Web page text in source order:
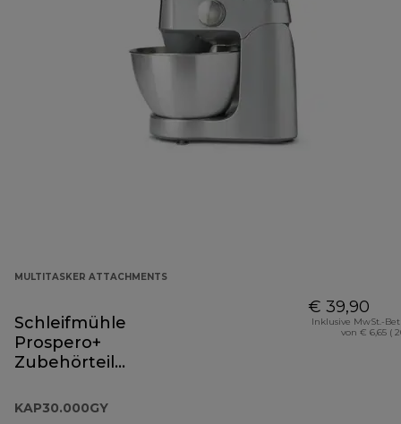
MULTITASKER ATTACHMENTS
Schleifmühle
Prospero+
Zubehörteil
KAP30.000GY
€ 39,90
Inklusive MwSt.-
von € 6,65 (